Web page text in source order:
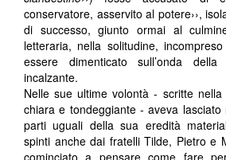
conservatore, asservito al potere››,
di successo, giunto ormai al
letteraria, nella solitudine,
essere dimenticato sull’onda
incalzante.
Nelle sue ultime volontà - scritte
chiara e tondeggiante - aveva
parti uguali della sua eredità
spinti anche dai fratelli Tilde, Pietro e